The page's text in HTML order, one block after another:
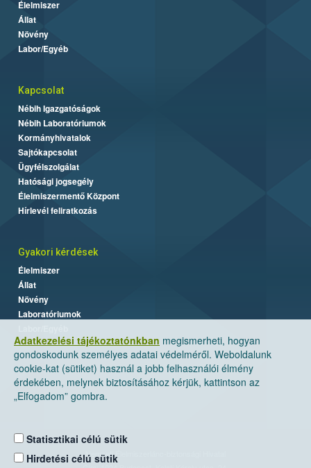
Adatkezelési tájékoztatónkban megismerheti, hogyan
gondoskodunk személyes adatai védelméről. Weboldalunk
cookie-kat (sütiket) használ a jobb felhasználói élmény
érdekében, melynek biztosításához kérjük, kattintson az
„Elfogadom” gombra.
Statisztikai célú sütik
Hirdetési célú sütik
Élelmiszer
Állat
Növény
Labor/Egyéb
Kapcsolat
Nébih Igazgatóságok
Nébih Laboratóriumok
Kormányhivatalok
Sajtókapcsolat
Ügyfélszolgálat
Hatósági jogsegély
Élelmiszermentő Központ
Hírlevél feliratkozás
Gyakori kérdések
Élelmiszer
Állat
Növény
Laboratóriumok
Nemzeti Élelmiszerlánc-biztonsági Hivatal